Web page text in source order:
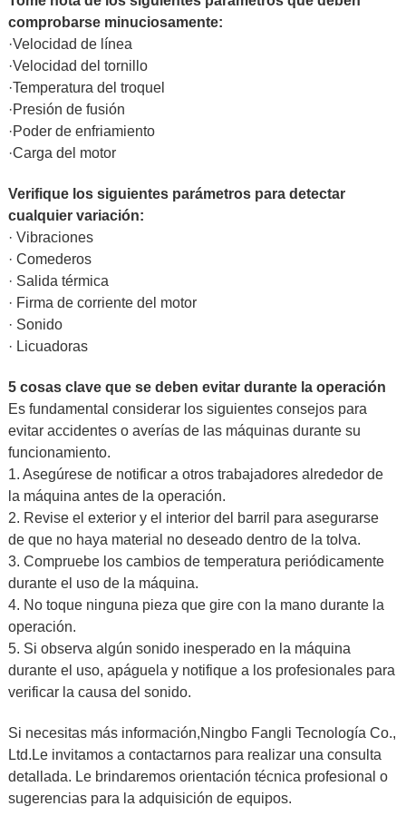
comprobarse minuciosamente:
·Velocidad de línea
·Velocidad del tornillo
·Temperatura del troquel
·Presión de fusión
·Poder de enfriamiento
·Carga del motor
Verifique los siguientes parámetros para detectar
cualquier variación:
· Vibraciones
· Comederos
· Salida térmica
· Firma de corriente del motor
· Sonido
· Licuadoras
5 cosas clave que se deben evitar durante la operación
Es fundamental considerar los siguientes consejos para
evitar accidentes o averías de las máquinas durante su
funcionamiento.
1. Asegúrese de notificar a otros trabajadores alrededor de
la máquina antes de la operación.
2. Revise el exterior y el interior del barril para asegurarse
de que no haya material no deseado dentro de la tolva.
3. Compruebe los cambios de temperatura periódicamente
durante el uso de la máquina.
4. No toque ninguna pieza que gire con la mano durante la
operación.
5. Si observa algún sonido inesperado en la máquina
durante el uso, apáguela y notifique a los profesionales para
verificar la causa del sonido.
Si necesitas más información,Ningbo Fangli Tecnología Co.,
Ltd. Le invitamos a contactarnos para realizar una consulta
detallada. Le brindaremos orientación técnica profesional o
sugerencias para la adquisición de equipos.